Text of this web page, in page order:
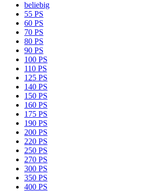
beliebig
55 PS
60 PS
70 PS
80 PS
90 PS
100 PS
110 PS
125 PS
140 PS
150 PS
160 PS
175 PS
190 PS
200 PS
220 PS
250 PS
270 PS
300 PS
350 PS
400 PS